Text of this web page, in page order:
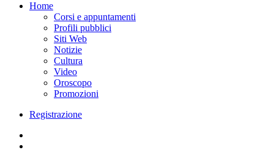
Home
Corsi e appuntamenti
Profili pubblici
Siti Web
Notizie
Cultura
Video
Oroscopo
Promozioni
Registrazione